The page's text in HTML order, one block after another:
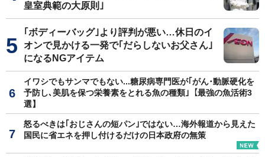
皇室典範の大原則｣
｢ボディーバッグ｣より評判が悪い…休日のイ
オンで見かける一発で｢だらしないお父さん｣
になるNGアイテム
イワシでもサンマでもない...糖尿病専門医が｢がん･動脈硬化を
予防し､美肌を保つ栄養素をとれる魚の種類｣【最強の魚活術3
選】
怒るべきは｢おじさんの短パン｣ではない…海外報道から見えた
国民に省エネを押し付けるだけの日本政府の無策